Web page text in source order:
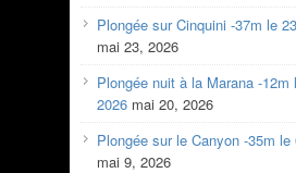
Plongée sur Cinquini -37m le
mai 23, 2026
Plongée nuit à la Marana -12m
2026 mai 20, 2026
Plongée sur le Canyon -35m le
mai 9, 2026